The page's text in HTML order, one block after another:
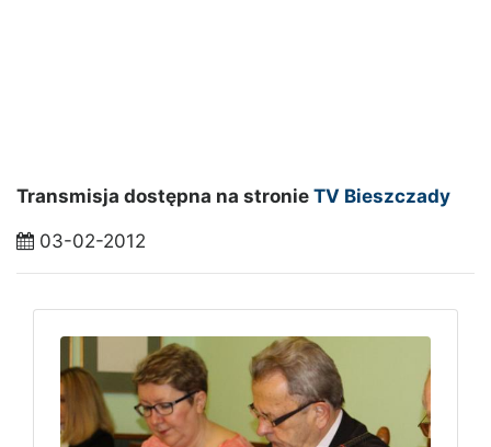
Transmisja dostępna na stronie TV Bieszczady
03-02-2012